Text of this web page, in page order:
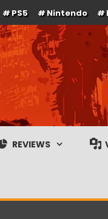
PS5 Nintendo
coverage en
REVIEWS